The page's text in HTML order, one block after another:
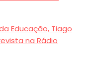
Educação, Tiago
na Rádio